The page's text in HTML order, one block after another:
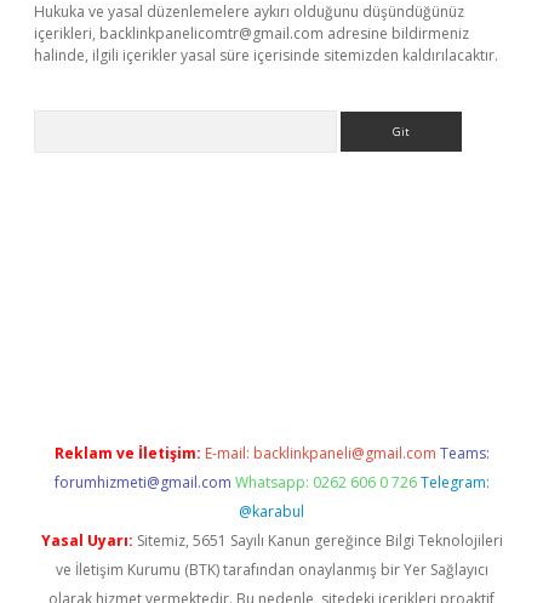
Hukuka ve yasal düzenlemelere aykırı olduğunu düşündüğünüz
içerikleri, backlinkpanelicomtr@gmail.com adresine bildirmeniz
halinde, ilgili içerikler yasal süre içerisinde sitemizden kaldırılacaktır.
Reklam ve İletişim: E-mail: backlinkpaneli@gmail.com Teams:
forumhizmeti@gmail.com Whatsapp: 0262 606 0 726 Telegram:
@karabul
Yasal Uyarı: Sitemiz, 5651 Sayılı Kanun gereğince Bilgi Teknolojileri
ve İletişim Kurumu (BTK) tarafından onaylanmış bir Yer Sağlayıcı
olarak hizmet vermektedir. Bu nedenle, sitedeki içerikleri proaktif